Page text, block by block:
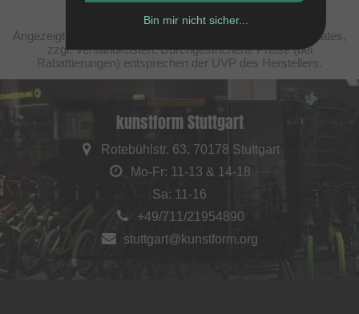
Angezeigte Preise verstehen sich steuerfrei nach United States,
zzgl. Versandkosten. Durchgestrichene Preise (bei
Rabattierungen) entsprechen der UVP des Herstellers.
kunstform Stuttgart
Rotebühlstr. 63, 70178 Stuttgart
Mo-Fr: 11-13 & 14-18
Sa: 11-16
+49/711/21954890
stuttgart@kunstform.org
Bin mir nicht sicher...